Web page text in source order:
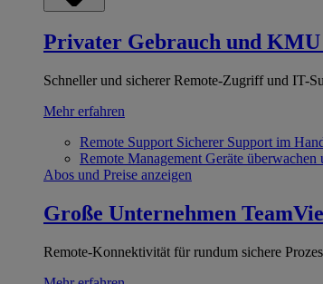
Privater Gebrauch und KMU
Schneller und sicherer Remote-Zugriff und IT-
Mehr erfahren
Remote Support Sicherer Support im
Remote Management Geräte überwachen
Abos und Preise anzeigen
Große Unternehmen
Remote-Konnektivität für rundum sichere